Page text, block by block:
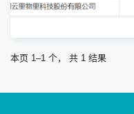
本页 1–1 个， 共 1 结果